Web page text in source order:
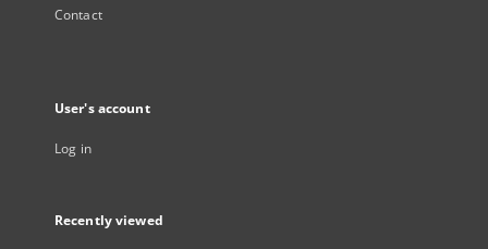
Contact
User's account
Log in
Recently viewed